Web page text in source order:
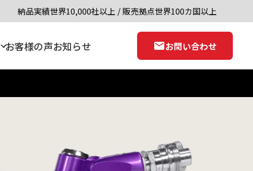
納品実績世界10,000社以上 / 販売拠点世界100カ国以上
お客様の声お知らせ お問い合わせ